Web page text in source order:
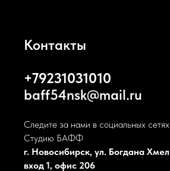
Контакты
+79231031010
baff54nsk@mail.ru
Следите за нами в социальных
Студию БАФФ
г. Новосибирск, ул. Богдана
вход 1, офис 206